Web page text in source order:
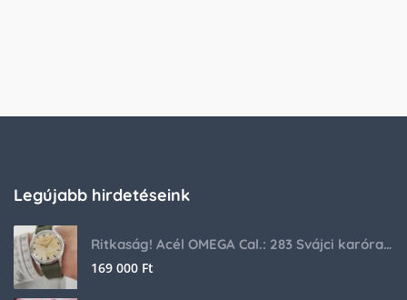
Legújabb hirdetéseink
Ritkaság! Acél OMEGA Cal.: 283 Svájci karóra 1953-ból!
169 000 Ft